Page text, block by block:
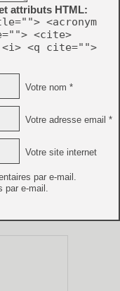
attributs HTML:
<acronym
<cite>
<i> <q cite="">
Votre nom *
Votre adresse email *
Votre site internet
par e-mail.
par e-mail.